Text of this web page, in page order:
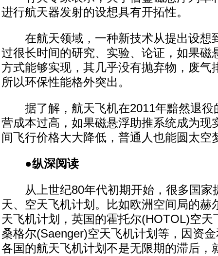
进行航天器发射的设想具有开拓性。
在航天领域，一种新技术从提出设想
过很长时间的研究、实验、论证，如果磁
方式能够实现，其几乎没有抛弃物，废气
所以环保性能格外突出。
据了解，航天飞机在2011年黯然退役
营成本过高，如果磁悬浮助推系统成为现
间飞行价格大大降低，普通人也能圆太空
●纵深阅读
从上世纪80年代初期开始，很多国家
天、空天飞机计划。比如欧洲空间局的赫
天飞机计划，英国的霍托尔(HOTOL)空天
桑格尔(Saenger)空天飞机计划等，因资
各国的航天飞机计划不是无限期的滞后，